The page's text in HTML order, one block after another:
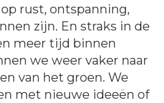
rust, ontspanning,
zijn. En straks in de
meer tijd binnen
we weer vaker naar
van het groen. We
met nieuwe ideeën of